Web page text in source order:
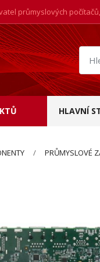
průmyslových
HLAVNÍ
PRŮMYSLOVÉ